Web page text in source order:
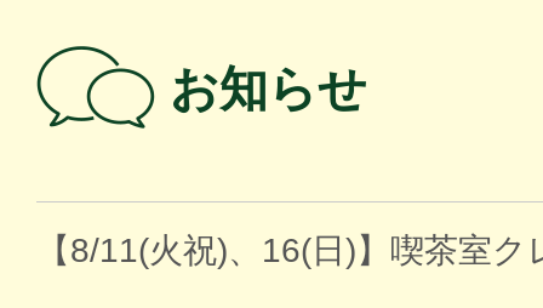
お知らせ
【8/11(火祝)、16(日)】喫茶室